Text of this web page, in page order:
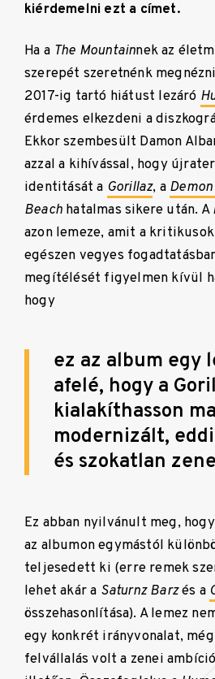
kiérdemelni ezt a címet.
Ha a The Mountainnek az
szerepét szeretnénk
2017-ig tartó hiátust lezáró
érdemes elkezdeni a
Ekkor szembesült Damon
azzal a kihívással, hogy
identitását a Gorillaz, a
Beach hatalmas sikere után. A
azon lemeze, amit a
egészen vegyes
megítélését figyelmen kívül
hogy
ez az album egy
afelé, hogy a
kialakíthasson
modernizált,
és szokatlan
Ez abban nyilvánult meg,
az albumon egymástól
teljesedett ki (erre remek
lehet akár a Saturnz Barzés a
összehasonlítása). A lemez
egy konkrét irányvonalat,
felvállalás volt a zenei